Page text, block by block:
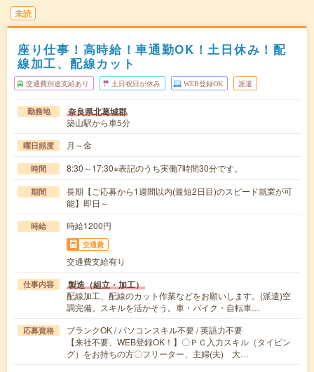
未読
座り仕事！高時給！車通勤OK！土日休み！配
線加工、配線カット
交通費別途支給あり 土日祝日が休み WEB登録OK 派遣
勤務地 奈良県北葛城郡
築山駅から車5分
曜日頻度 月～金
時間 8:30～17:30※表記のうち実働7時間30分です。
期間
長期【ご応募から1週間以内(最短2日目)のスピード就業が可
能】即日～
時給 時給1200円
交通費
交通費支給有り
仕事内容 製造（組立・加工）
配線加工、配線のカット作業などをお願いします。(派遣)空
調完備。スキルを活かそう。車・バイク・自転車…
応募資格
ブランクOK / パソコンスキル不要 / 英語力不要
【来社不要、WEB登録OK！】〇ＰＣ入力スキル（タイピン
グ）をお持ちの方〇フリーター、主婦(夫) 大…